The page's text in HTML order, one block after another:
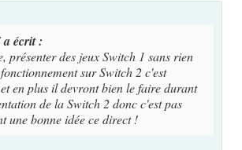
a écrit :
présenter des jeux Switch 1 sans rien
sur Switch 2 c'est
en plus il devront bien le faire durant
de la Switch 2 donc c'est pas
une bonne idée ce direct !